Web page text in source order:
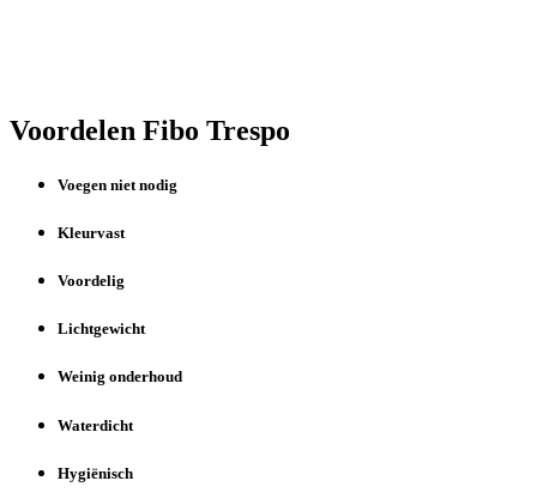
Voordelen Fibo Trespo
Voegen niet nodig
Kleurvast
Voordelig
Lichtgewicht
Weinig onderhoud
Waterdicht
Hygiënisch